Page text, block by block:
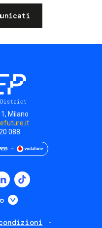
Milano
088
Mostra ulteriori